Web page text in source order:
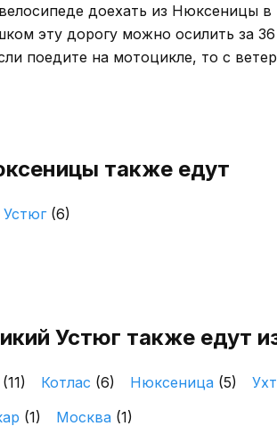
доехать из Нюксеницы
эту дорогу можно осилить за 36
поедите на мотоцикле, то с
также едут
Устюг (6)
Устюг также едут
(11) Котлас (6) Нюксеница (5)
(1) Москва (1)